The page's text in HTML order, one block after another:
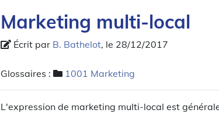
Marketing multi-local
Écrit par B. Bathelot, le 28/12/2017
Glossaires : 1001 Marketing
L'expression de marketing multi-local est